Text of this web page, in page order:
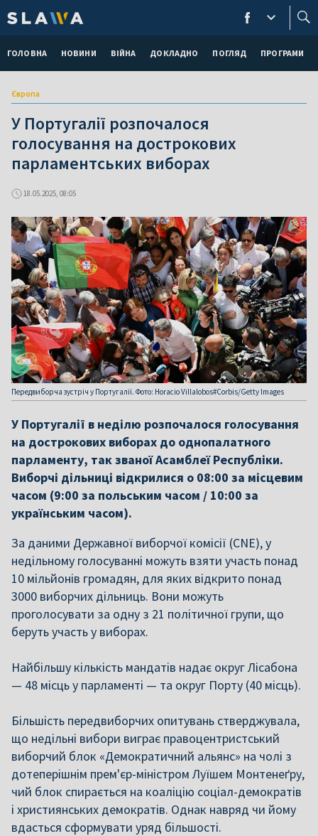
ГОЛОВНА НОВИНИ ВІЙНА ДОКЛАДНО ПОГЛЯД ПРОГРАМИ
Європа
У Португалії розпочалося
голосування на дострокових
парламентських виборах
18.05.2025, 08:05
Передвиборча зустріч у Португалії. Фото: Horacio Villalobos#Corbis/Getty Images
У Португалії в неділю розпочалося голосування
на дострокових виборах до однопалатного
парламенту, так званої Асамблеї Республіки.
Виборчі дільниці відкрилися о 08:00 за місцевим
часом (9:00 за польським часом / 10:00 за
українським часом).
За даними Державної виборчої комісії (CNE), у
недільному голосуванні можуть взяти участь понад
10 мільйонів громадян, для яких відкрито понад
3000 виборчих дільниць. Вони можуть
проголосувати за одну з 21 політичної групи, що
беруть участь у виборах.
Найбільшу кількість мандатів надає округ Лісабона
— 48 місць у парламенті — та округ Порту (40 місць).
Більшість передвиборчих опитувань стверджувала,
що недільні вибори виграє правоцентристський
виборчий блок «Демократичний альянс» на чолі з
дотеперішнім прем'єр-міністром Луїшем Монтенеґру,
чий блок спирається на коаліцію соціал-демократів
і християнських демократів. Однак навряд чи йому
вдасться сформувати уряд більшості.